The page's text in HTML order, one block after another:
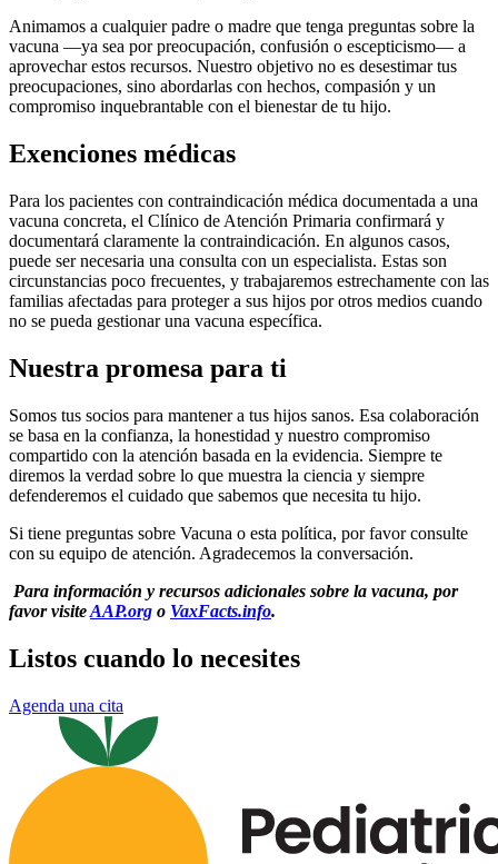
Animamos a cualquier padre o madre que tenga preguntas sobre la
vacuna —ya sea por preocupación, confusión o escepticismo— a
aprovechar estos recursos. Nuestro objetivo no es desestimar tus
preocupaciones, sino abordarlas con hechos, compasión y un
compromiso inquebrantable con el bienestar de tu hijo.
Exenciones médicas
Para los pacientes con contraindicación médica documentada a una
vacuna concreta, el Clínico de Atención Primaria confirmará y
documentará claramente la contraindicación. En algunos casos,
puede ser necesaria una consulta con un especialista. Estas son
circunstancias poco frecuentes, y trabajaremos estrechamente con las
familias afectadas para proteger a sus hijos por otros medios cuando
no se pueda gestionar una vacuna específica.
Nuestra promesa para ti
Somos tus socios para mantener a tus hijos sanos. Esa colaboración
se basa en la confianza, la honestidad y nuestro compromiso
compartido con la atención basada en la evidencia. Siempre te
diremos la verdad sobre lo que muestra la ciencia y siempre
defenderemos el cuidado que sabemos que necesita tu hijo.
Si tiene preguntas sobre Vacuna o esta política, por favor consulte
con su equipo de atención. Agradecemos la conversación.
Para información y recursos adicionales sobre la vacuna, por
favor visiteAAP.org o VaxFacts.info.
Listos cuando lo necesites
Agenda una cita